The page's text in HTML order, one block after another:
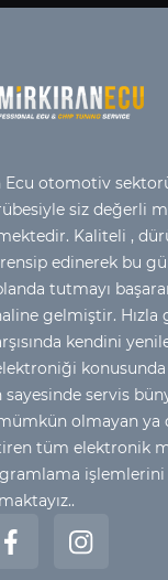
Ecu otomotiv
siz değerli
Kaliteli ,
edinerek bu
tutmayı
gelmiştir. Hızla
kendini
konusunda
servis
olmayan ya
tüm elektronik